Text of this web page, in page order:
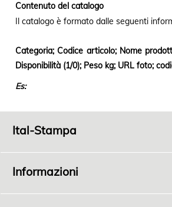
Contenuto del catalogo
Il catalogo è formato dalle seguenti
Categoria; Codice articolo; Nome
Disponibilità (1/0); Peso kg; URL foto;
Es:
Ital-Stampa
P.I.04198100408
Informazioni